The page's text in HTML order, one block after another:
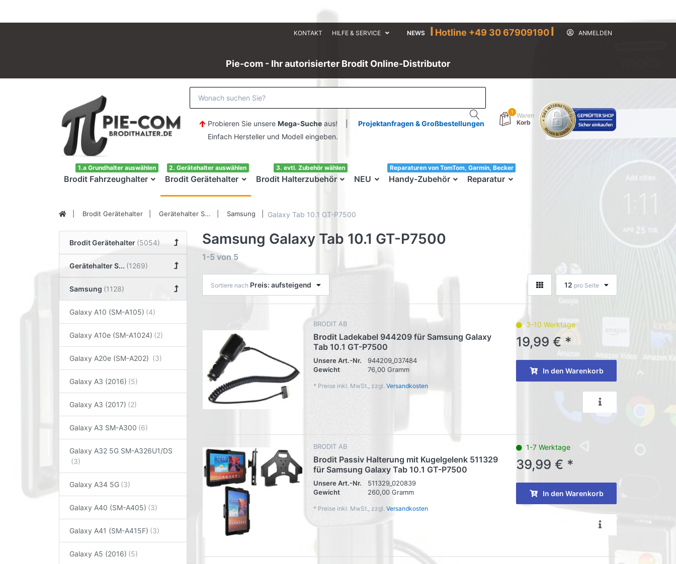
KONTAKT HILFE & SERVICE NEWS I Hotline +49 30 67909190I ANMELDEN
Pie-com - Ihr autorisierter Brodit Online-Distributor
Probieren Sie unsere Mega-Sucheaus! | Projektanfragen & Großbestellungen
Einfach Hersteller und Modell eingeben.
1
Waren
Korb
Brodit Fahrzeughalter
1.a Grundhalter auswählen
Brodit Gerätehalter
2. Gerätehalter auswählen
Brodit Halterzubehör
3. evtl. Zubehör wählen
NEU Handy-Zubehör
33!
Reparatur
Reparaturen von TomTom, Garmin, Becker
Brodit Gerätehalter Gerätehalter S... Samsung Galaxy Tab 10.1 GT-P7500
Brodit Gerätehalter
Gerätehalter S...
Samsung
Galaxy A10 (SM-A105)
Galaxy A10e (SM-A1024)
Galaxy A20e (SM-A202)
Galaxy A3 (2016)
Galaxy A3 (2017)
Galaxy A3 SM-A300
Galaxy A32 5G SM-A326U1/DS
Galaxy A34 5G
Galaxy A40 (SM-A405)
Galaxy A41 (SM-A415F)
Galaxy A5 (2016)
Samsung Galaxy Tab 10.1 GT-P7500
1-5 von 5
Sortiere nach Preis: aufsteigend 12 pro Seite
BRODIT AB
Brodit Ladekabel 944209 für Samsung Galaxy
Tab 10.1 GT-P7500
Unsere Art.-Nr.
944209_037484
Gewicht
76,00 Gramm
* Preise inkl. MwSt., zzgl. Versandkosten
3-10 Werktage
19,99 € *
In den Warenkorb
BRODIT AB
Brodit Passiv Halterung mit Kugelgelenk 511329
für Samsung Galaxy Tab 10.1 GT-P7500
Unsere Art.-Nr.
511329_020839
Gewicht
260,00 Gramm
* Preise inkl. MwSt., zzgl. Versandkosten
1-7 Werktage
39,99 € *
In den Warenkorb